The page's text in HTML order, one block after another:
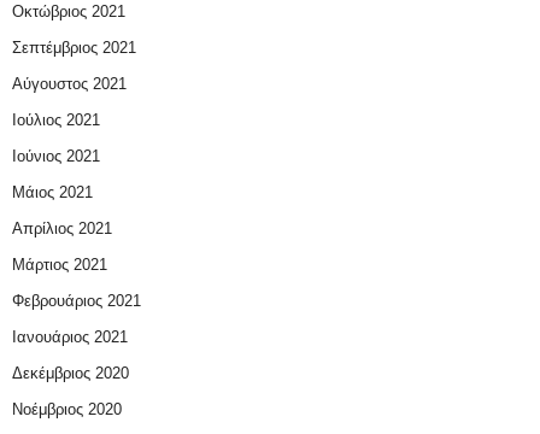
Οκτώβριος 2021
Σεπτέμβριος 2021
Αύγουστος 2021
Ιούλιος 2021
Ιούνιος 2021
Μάιος 2021
Απρίλιος 2021
Μάρτιος 2021
Φεβρουάριος 2021
Ιανουάριος 2021
Δεκέμβριος 2020
Νοέμβριος 2020